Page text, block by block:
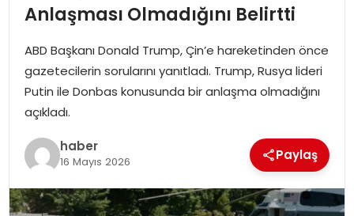
SAĞLIK
SPOR
Anlaşması Olmadığını Belirtti
ABD Başkanı Donald Trump, Çin’e hareketinden önce
gazetecilerin sorularını yanıtladı. Trump, Rusya lideri
Putin ile Donbas konusunda bir anlaşma olmadığını
açıkladı.
haber
16 Mayıs 2026 Paylaş